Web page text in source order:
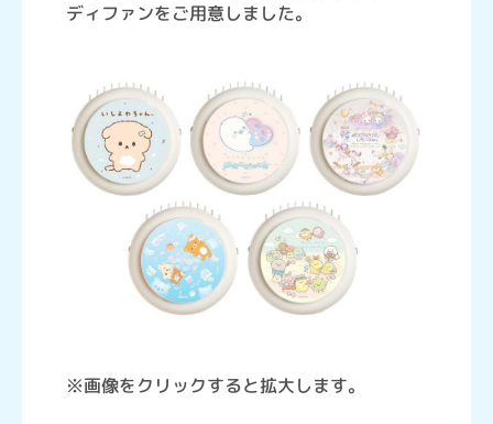
ディファンをご用意しました。
※画像をクリックすると拡大します。